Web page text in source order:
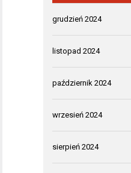
grudzień 2024
listopad 2024
październik 2024
wrzesień 2024
sierpień 2024